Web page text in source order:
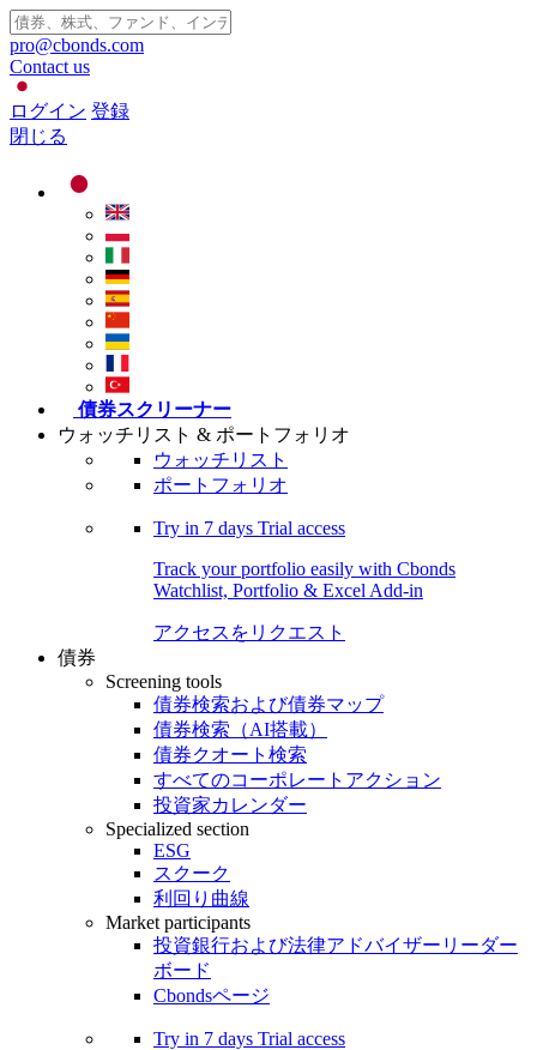
pro@cbonds.com
Contact us
ログイン 登録
閉じる
債券スクリーナー
ウォッチリスト & ポートフォリオ
ウォッチリスト
ポートフォリオ
Try in 7 days Trial access
Track your portfolio easily with Cbonds
Watchlist, Portfolio & Excel Add-in
アクセスをリクエスト
債券
Screening tools
債券検索および債券マップ
債券検索（AI搭載）
債券クオート検索
すべてのコーポレートアクション
投資家カレンダー
Specialized section
ESG
スクーク
利回り曲線
Market participants
投資銀行および法律アドバイザーリーダー
ボード
Cbondsページ
Try in 7 days Trial access